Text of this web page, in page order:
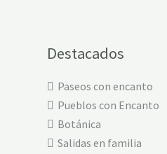
Destacados
Paseos con encanto
Pueblos con Encanto
Botánica
Salidas en familia